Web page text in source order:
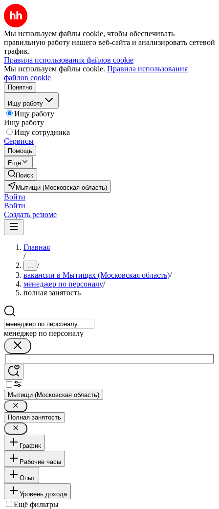
Мы используем файлы cookie, чтобы обеспечивать
правильную работу нашего веб-сайта и анализировать сетевой
трафик.
Правила использования файлов cookie
Мы используем файлы cookie. Правила использования
файлов cookie
Понятно
Ищу работу
Ищу работу
Ищу работу
Ищу сотрудника
Сервисы
Помощь
Ещё
Поиск
Мытищи (Московская область)
Войти
Войти
Создать резюме
Главная
/
... /
вакансии в Мытищах (Московская область)/
менеджер по персоналу/
полная занятость
менеджер по персоналу
Мытищи (Московская область)
Полная занятость
График
Рабочие часы
Опыт
Уровень дохода
Ещё фильтры